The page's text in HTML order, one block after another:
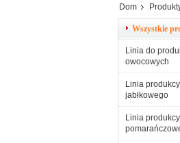
Dom
Wszystkie
Linia do
owocowych
Linia
jabłkowego
Linia